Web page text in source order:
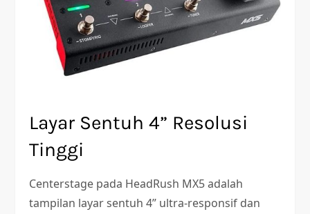
Layar Sentuh 4” Resolusi
Tinggi
Centerstage pada HeadRush MX5 adalah
tampilan layar sentuh 4” ultra-responsif dan